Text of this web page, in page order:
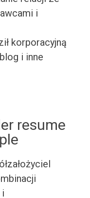
i
korporacyjną
i inne
resume
i